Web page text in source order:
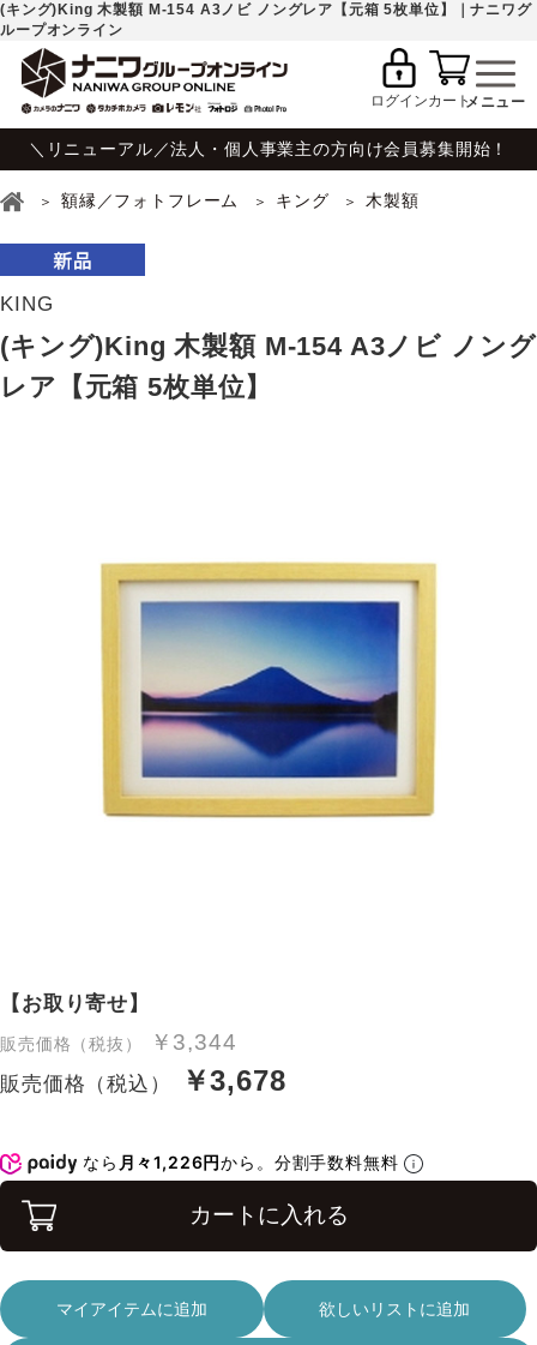
(キング)King 木製額 M-154 A3ノビ ノングレア【元箱 5枚単位】｜ナニワグ
ループオンライン
ログインカート
＼リニューアル／法人・個人事業主の方向け会員募集開始！
額縁／フォトフレーム キング 木製額
KING
(キング)King 木製額 M-154 A3ノビ ノング
レア【元箱 5枚単位】
【お取り寄せ】
販売価格（税抜） ￥3,344
販売価格（税込） ￥3,678
なら 月々1,226円から。分割手数料無料
カートに入れる
マイアイテムに追加 欲しいリストに追加